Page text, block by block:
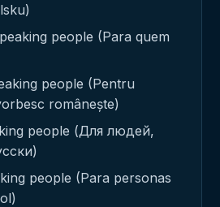
people (Para quem
people (Pentru
românește)
people (Для людей,
people (Para personas